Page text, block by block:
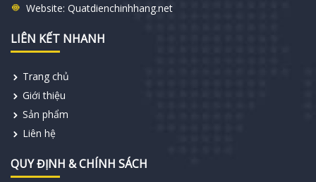
Website: Quatdienchinhhang.net
LIÊN KẾT NHANH
Trang chủ
Giới thiệu
Sản phẩm
Liên hệ
QUY ĐỊNH & CHÍNH SÁCH